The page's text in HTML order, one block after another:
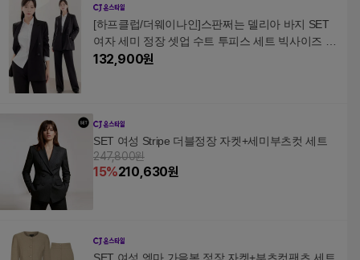
[하프클럽/더웨이나인]스판쩌는 델리아 바지 SET
여자 세미 정장 셋업 수트 투피스 세트 빅사이즈 면
접 여성 44-100
132,900원
SET 여성 Stripe 더블정장 자켓+세미부츠컷 세트
247,800원
15%210,630원